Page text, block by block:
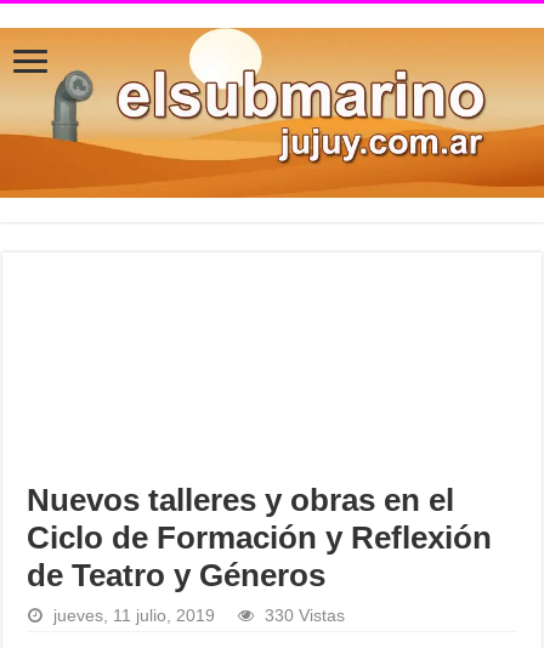
Nuevos talleres y obras en el
Ciclo de Formación y Reflexión
de Teatro y Géneros
jueves, 11 julio, 2019 330 Vistas